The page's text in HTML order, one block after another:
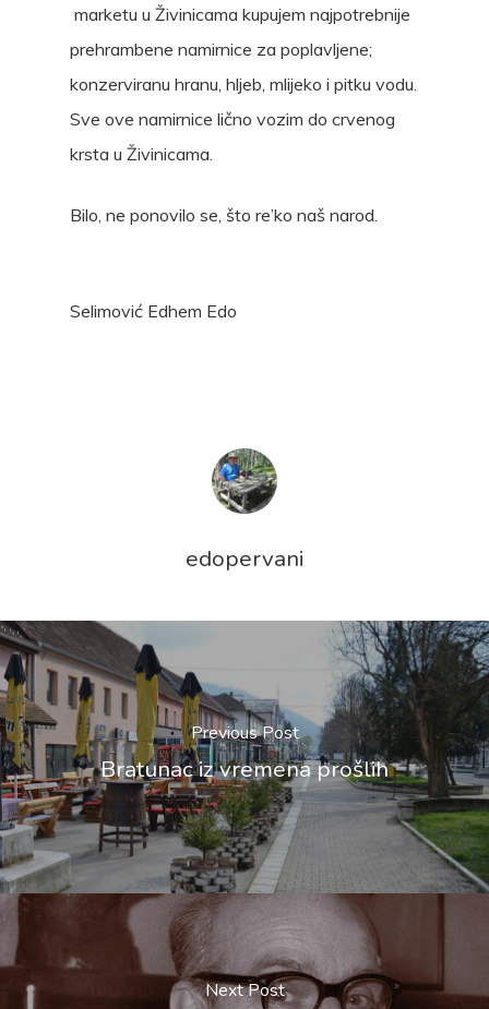
marketu u Živinicama kupujem najpotrebnije
prehrambene namirnice za poplavljene;
konzerviranu hranu, hljeb, mlijeko i pitku vodu.
Sve ove namirnice lično vozim do crvenog
krsta u Živinicama.
Bilo, ne ponovilo se, što re’ko naš narod.
Selimović Edhem Edo
edopervani
Previous Post
Bratunac iz vremena prošlih
Next Post